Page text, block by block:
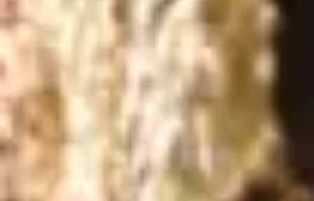
MENIT
Tempat & Waktu
Pernikahan